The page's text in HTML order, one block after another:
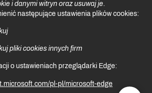
i danymi witryn oraz usuwaj je.
następujące ustawienia plików cookies:
pliki cookies innych firm
o ustawieniach przeglądarki Edge:
pl-pl/microsoft-edge